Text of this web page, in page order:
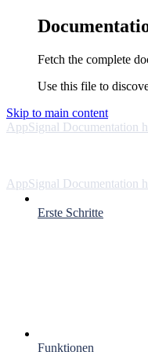
Fetch the complete
Use this file to
Skip to main content
AppSignal Documentation
AppSignal Documentation
Erste Schritte
Funktionen